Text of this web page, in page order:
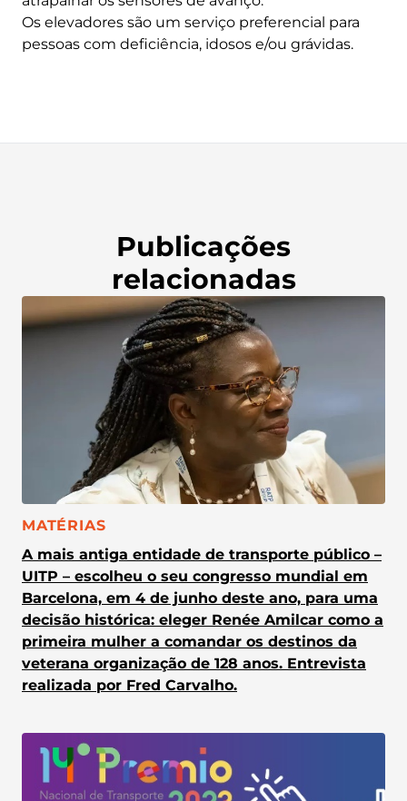
Os elevadores são um serviço preferencial para
pessoas com deficiência, idosos e/ou grávidas.
Publicações
relacionadas
CATEGORIA:
MATÉRIAS
A mais antiga entidade de transporte público –
UITP – escolheu o seu congresso mundial em
Barcelona, em 4 de junho deste ano, para uma
decisão histórica: eleger Renée Amilcar como a
primeira mulher a comandar os destinos da
veterana organização de 128 anos. Entrevista
realizada por Fred Carvalho.